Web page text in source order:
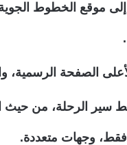
إلى موقع الخطوط
الصفحة الرسمية،
خط سير الرحلة، من حيث
فقط، وجهات متعددة.